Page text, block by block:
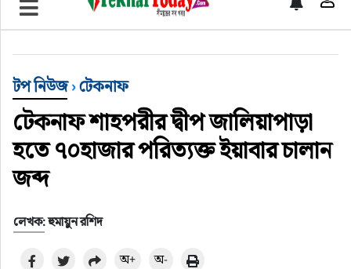
খেলাধুলা
বিনোদন
অর্থ-বানিজ্য
অন্যান্য
টপ নিউজ›টেকনাফ
টেকনাফ শাহপরীর দ্বীপ জালিয়াপাড়া
হতে ৭০হাজার পরিত্যক্ত ইয়াবার চালান
জব্দ
লেখক: হুমায়ুন রশিদ
অ+ অ-